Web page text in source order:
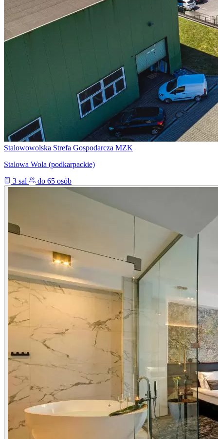
Stalowowolska Strefa Gospodarcza MZK
Stalowa Wola (podkarpackie)
3 sal
do 65 osób